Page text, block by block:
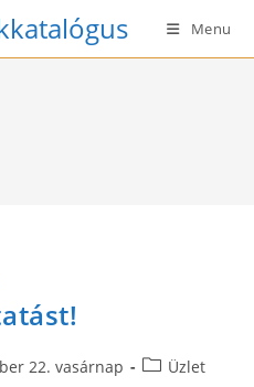
Menu
22. vasárnap
PostÜzlet